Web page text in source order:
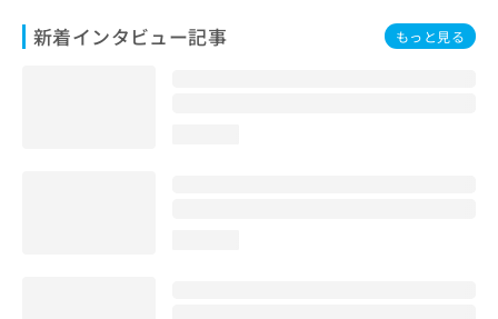
新着インタビュー記事 もっと見る